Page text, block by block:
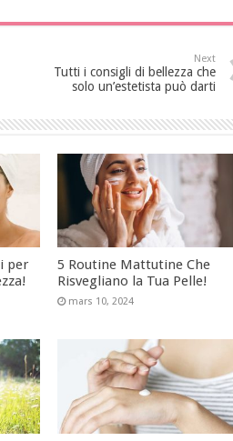
Next
Tutti i consigli di bellezza che
solo un’estetista può darti
per
5 Routine Mattutine Che
Risvegliano la Tua Pelle!
mars 10, 2024